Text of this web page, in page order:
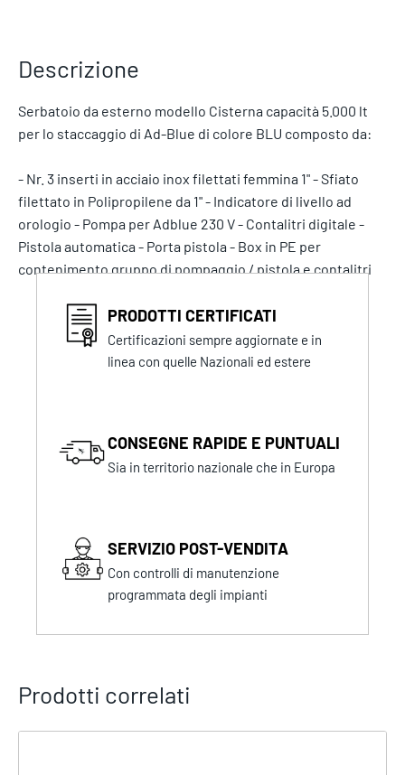
Descrizione
Serbatoio da esterno modello Cisterna capacità 5.000 lt
per lo staccaggio di Ad-Blue di colore BLU composto da:
- Nr. 3 inserti in acciaio inox filettati femmina 1" - Sfiato
filettato in Polipropilene da 1" - Indicatore di livello ad
orologio - Pompa per Adblue 230 V - Contalitri digitale -
Pistola automatica - Porta pistola - Box in PE per
contenimento gruppo di pompaggio / pistola e contalitri
PRODOTTI CERTIFICATI
Certificazioni sempre aggiornate e in
linea con quelle Nazionali ed estere
CONSEGNE RAPIDE E PUNTUALI
Sia in territorio nazionale che in Europa
SERVIZIO POST-VENDITA
Con controlli di manutenzione
programmata degli impianti
Prodotti correlati